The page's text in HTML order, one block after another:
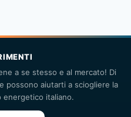
a se stesso e al mercato! Di
possono aiutarti a sciogliere la
energetico italiano.